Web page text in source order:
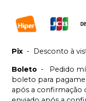
Pix - Desconto à
Boleto -
Pedido
boleto para
após a confirmação